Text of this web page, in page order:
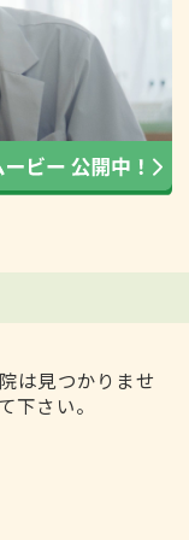
は見つかりませ
下さい。